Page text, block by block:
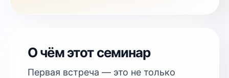
О чём этот семинар
Первая встреча — это не только